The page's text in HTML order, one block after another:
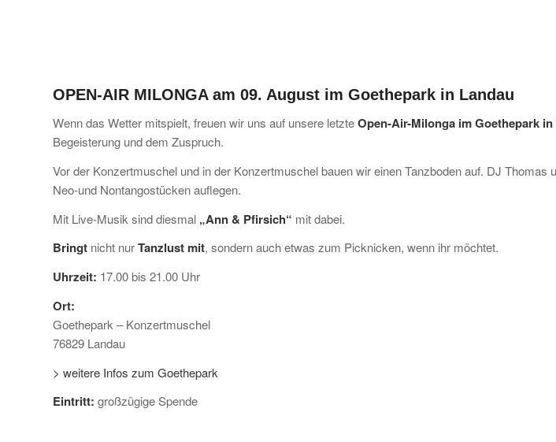
OPEN-AIR MILONGA am 09. August im Goethepark in Landau
Wenn das Wetter mitspielt, freuen wir uns auf unsere letzteOpen-Air-Milonga im Goethepark in
Begeisterung und dem Zuspruch.
Vor der Konzertmuschel und in der Konzertmuschel bauen wir einen Tanzboden auf. DJ
Neo-und Nontangostücken auflegen.
Mit Live-Musik sind diesmal „Ann & Pfirsich“ mit dabei.
Bringt nicht nurTanzlust mit, sondern auch etwas zum Picknicken, wenn ihr möchtet.
Uhrzeit: 17.00 bis 21.00 Uhr
Ort:
Goethepark – Konzertmuschel
76829 Landau
> weitere Infos zum Goethepark
Eintritt: großzügige Spende